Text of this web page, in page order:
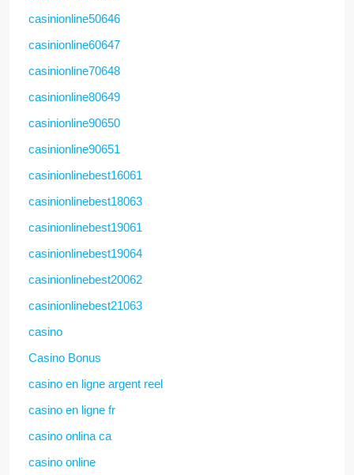
casinionline50646
casinionline60647
casinionline70648
casinionline80649
casinionline90650
casinionline90651
casinionlinebest16061
casinionlinebest18063
casinionlinebest19061
casinionlinebest19064
casinionlinebest20062
casinionlinebest21063
casino
Casino Bonus
casino en ligne argent reel
casino en ligne fr
casino onlina ca
casino online